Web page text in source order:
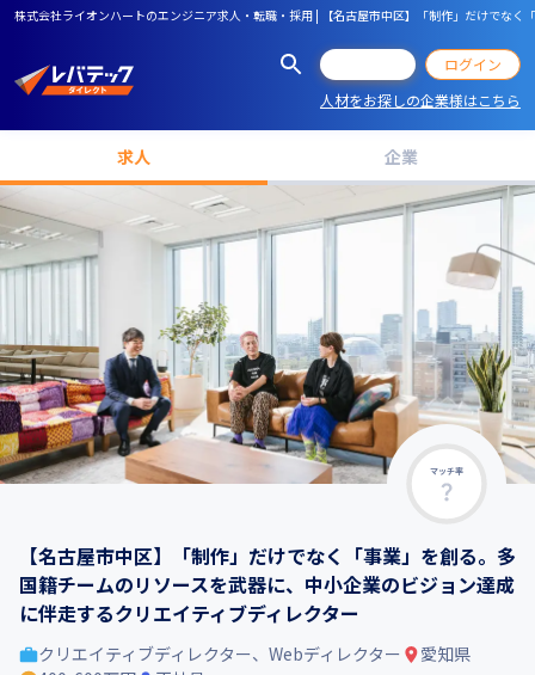
株式会社ライオンハートのエンジニア求人・転職・採用 | 【名古屋市中区】「制作」だけでな
ログイン
人材をお探しの企業様はこちら
求人 企業
マッチ率
【名古屋市中区】「制作」だけでなく「事業」を創る。多
国籍チームのリソースを武器に、中小企業のビジョン達成
に伴走するクリエイティブディレクター
クリエイティブディレクター、Webディレクター
愛知県